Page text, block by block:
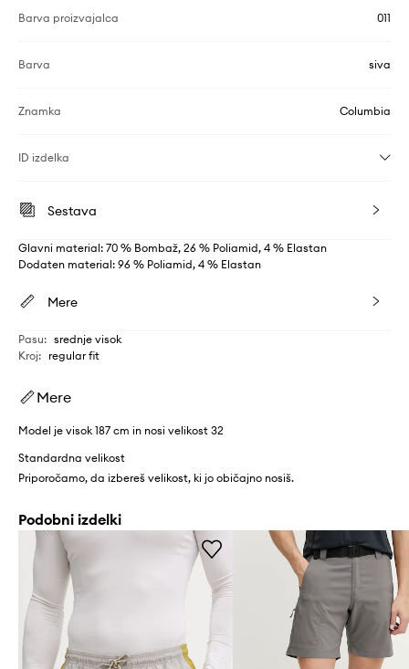
Barva proizvajalca 011
Barva siva
Znamka Columbia
ID izdelka
Sestava
Glavni material: 70 % Bombaž, 26 % Poliamid, 4 % Elastan
Dodaten material: 96 % Poliamid, 4 % Elastan
Mere
Pasu: srednje visok
Kroj: regular fit
Mere
Model je visok 187 cm in nosi velikost 32
Standardna velikost
Priporočamo, da izbereš velikost, ki jo običajno nosiš.
Podobni izdelki